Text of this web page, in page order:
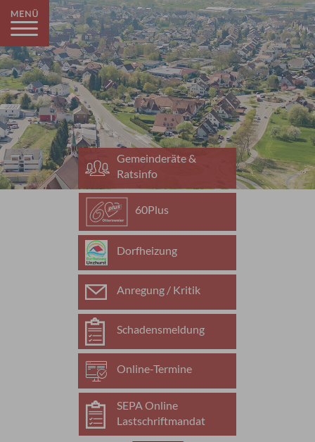
Gemeinderäte &
Ratsinfo
60Plus
Dorfheizung
Anregung / Kritik
Schadensmeldung
Online-Termine
SEPA Online
Lastschriftmandat